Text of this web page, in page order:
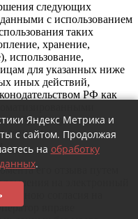
следующих
с использованием
таких
хранение,
использование,
для указанных ниже
иных действий,
РФ как
на обработку
его отзыва путем
на электронный
мною согласия на
вправе
Яндекс Метрика и
с сайтом. Продолжая
на обработку
.